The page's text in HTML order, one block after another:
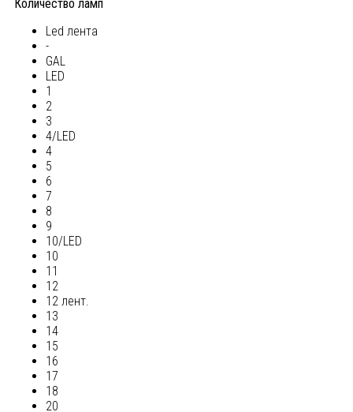
Количество ламп
Led лента
-
GAL
LED
1
2
3
4/LED
4
5
6
7
8
9
10/LED
10
11
12
12 лент.
13
14
15
16
17
18
20